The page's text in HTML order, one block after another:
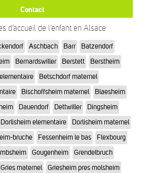
Contact
d’accueil de l’enfant en Alsace
Aschbach Barr
Batzendorf
Bernardswiller Berstett
Berstheim
Betschdorf maternel
Bischoffsheim maternel
Blaesheim
Dauendorf Dettwiller
Dingsheim
Dorlisheim elementaire
Dorlisheim maternel
bruche Fessenheim le bas
Flexbourg
Gougenheim
Grendelbruch
Gries maternel
Griesheim pres molsheim